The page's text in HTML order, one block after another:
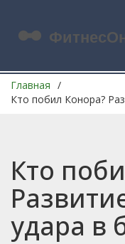
Главная
Кто побил Конора?
Кто
удара в